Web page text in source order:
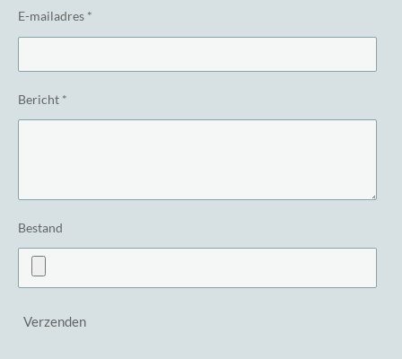
E-mailadres *
Bericht *
Bestand
Verzenden